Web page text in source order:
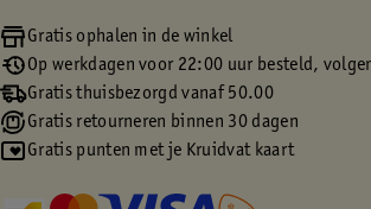
Gratis ophalen in de winkel
Op werkdagen voor 22:00 uur besteld,
Gratis thuisbezorgd vanaf 50.00
Gratis retourneren binnen 30 dagen
Gratis punten met je Kruidvat kaart